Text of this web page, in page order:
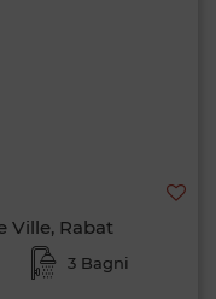
Ville, Rabat
3 Bagni